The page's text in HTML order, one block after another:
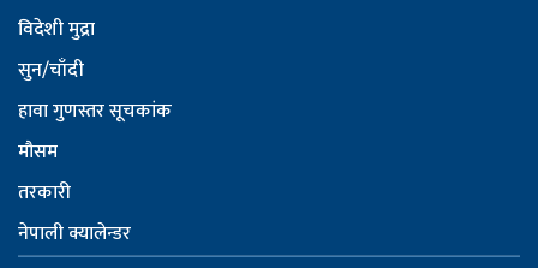
विदेशी मुद्रा
सुन/चाँदी
हावा गुणस्तर सूचकांक
मौसम
तरकारी
नेपाली क्यालेन्डर